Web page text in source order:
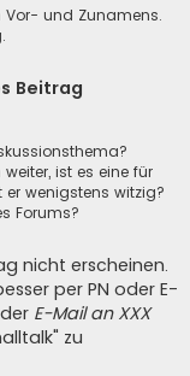
Vor- und Zunamens.
Beitrag
ist es eine für
wenigstens witzig?
Forums?
nicht erscheinen.
per PN oder E-
E-Mail an XXX
zu